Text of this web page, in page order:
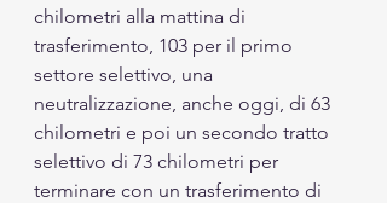
chilometri alla mattina di
trasferimento, 103 per il primo
settore selettivo, una
neutralizzazione, anche oggi, di 63
chilometri e poi un secondo tratto
selettivo di 73 chilometri per
terminare con un trasferimento di